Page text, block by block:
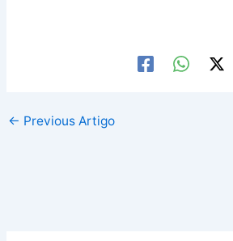
← Previous Artigo